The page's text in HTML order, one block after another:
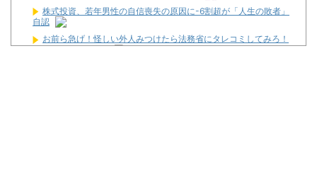
株式投資、若年男性の自信喪失の原因に-6割超が「人生の敗者」
自認
お前ら急げ！怪しい外人みつけたら法務省にタレコミしてみろ！
意外と仕事するぞ？